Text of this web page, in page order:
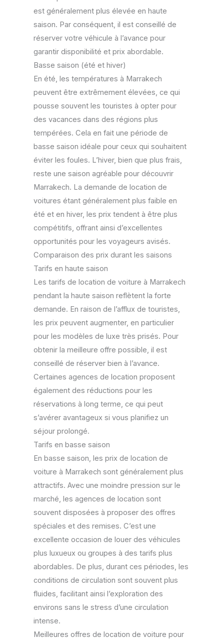
est généralement plus élevée en haute
saison. Par conséquent, il est conseillé de
réserver votre véhicule à l’avance pour
garantir disponibilité et prix abordable.
Basse saison (été et hiver)
En été, les températures à Marrakech
peuvent être extrêmement élevées, ce qui
pousse souvent les touristes à opter pour
des vacances dans des régions plus
tempérées. Cela en fait une période de
basse saison idéale pour ceux qui souhaitent
éviter les foules. L’hiver, bien que plus frais,
reste une saison agréable pour découvrir
Marrakech. La demande de location de
voitures étant généralement plus faible en
été et en hiver, les prix tendent à être plus
compétitifs, offrant ainsi d’excellentes
opportunités pour les voyageurs avisés.
Comparaison des prix durant les saisons
Tarifs en haute saison
Les tarifs de location de voiture à Marrakech
pendant la haute saison reflètent la forte
demande. En raison de l’afflux de touristes,
les prix peuvent augmenter, en particulier
pour les modèles de luxe très prisés. Pour
obtenir la meilleure offre possible, il est
conseillé de réserver bien à l’avance.
Certaines agences de location proposent
également des réductions pour les
réservations à long terme, ce qui peut
s’avérer avantageux si vous planifiez un
séjour prolongé.
Tarifs en basse saison
En basse saison, les prix de location de
voiture à Marrakech sont généralement plus
attractifs. Avec une moindre pression sur le
marché, les agences de location sont
souvent disposées à proposer des offres
spéciales et des remises. C’est une
excellente occasion de louer des véhicules
plus luxueux ou groupes à des tarifs plus
abordables. De plus, durant ces périodes, les
conditions de circulation sont souvent plus
fluides, facilitant ainsi l’exploration des
environs sans le stress d’une circulation
intense.
Meilleures offres de location de voiture pour